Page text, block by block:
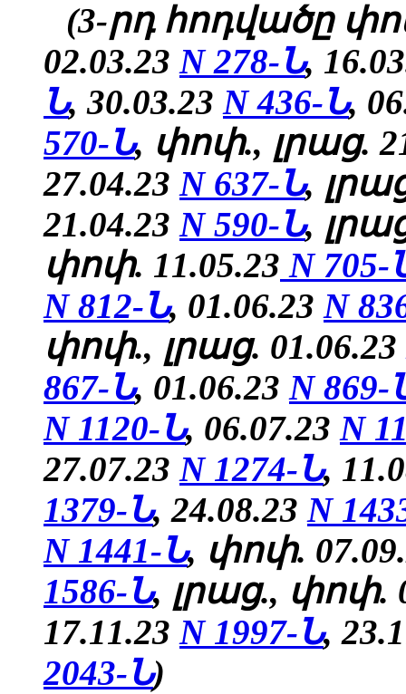
(3-րդ հոդվածը
02.03.23 N 278-Ն,
Ն, 30.03.23 N 436-Ն,
570-Ն, փոփ., լրաց.
27.04.23 N 637-Ն,
21.04.23 N 590-Ն,
փոփ. 11.05.23 N 705-
N 812-Ն, 01.06.23 N
փոփ., լրաց. 01.06.23
867-Ն, 01.06.23 N 869-
N 1120-Ն, 06.07.23 N
27.07.23 N 1274-Ն,
1379-Ն,24.08.23 N
N 1441-Ն, փոփ.
1586-Ն, լրաց., փոփ.
17.11.23 N 1997-Ն,
2043-Ն)